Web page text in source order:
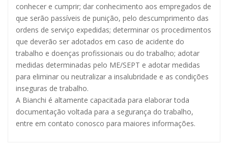
conhecer e cumprir; dar conhecimento aos empregados de
que serão passíveis de punição, pelo descumprimento das
ordens de serviço expedidas; determinar os procedimentos
que deverão ser adotados em caso de acidente do
trabalho e doenças profissionais ou do trabalho; adotar
medidas determinadas pelo ME/SEPT e adotar medidas
para eliminar ou neutralizar a insalubridade e as condições
inseguras de trabalho.
A Bianchi é altamente capacitada para elaborar toda
documentação voltada para a segurança do trabalho,
entre em contato conosco para maiores informações.